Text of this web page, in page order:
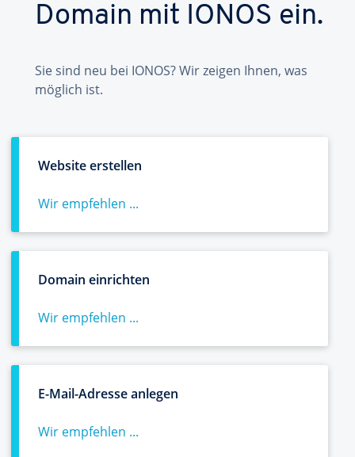
Domain mit IONOS ein.
Sie sind neu bei IONOS? Wir zeigen Ihnen, was
möglich ist.
Website erstellen
Wir empfehlen ...
Domain einrichten
Wir empfehlen ...
E-Mail-Adresse anlegen
Wir empfehlen ...